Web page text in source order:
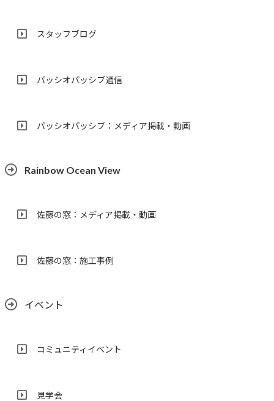
スタッフブログ
パッシオパッシブ通信
パッシオパッシブ：メディア掲載・動画
Rainbow Ocean View
佐藤の窓：メディア掲載・動画
佐藤の窓：施工事例
イベント
コミュニティイベント
見学会